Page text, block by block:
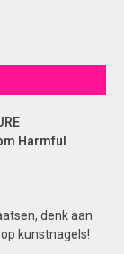
Harmful
denk aan
kunstnagels!